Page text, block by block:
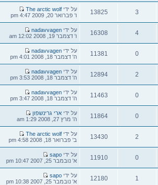
תגובות
צפיות
3
תגובות
13825
צפיות
הודעה
אחרונה
על ידיThe arctic wolf
ו' פברואר 20, 2009 4:47 pm
4
תגובות
16308
צפיות
הודעה
אחרונה
על ידיnadavvagen
ו' דצמבר 19, 2008 12:02 am
0
תגובות
11381
צפיות
הודעה
אחרונה
על ידיnadavvagen
ה' דצמבר 18, 2008 4:01 pm
2
תגובות
12894
צפיות
הודעה
אחרונה
על ידיnadavvagen
ה' דצמבר 18, 2008 3:53 pm
0
תגובות
11463
צפיות
הודעה
אחרונה
על ידיnadavvagen
ה' דצמבר 18, 2008 3:47 pm
0
תגובות
11864
צפיות
הודעה
אחרונה
על ידיארי גרינשפון
ה' מרץ 27, 2008 1:29 am
2
תגובות
13430
צפיות
הודעה
אחרונה
על ידיThe arctic wolf
ב' פברואר 18, 2008 4:58 pm
0
תגובות
11910
צפיות
הודעה
אחרונה
על ידיsapo
א' נובמבר 25, 2007 10:47 pm
1
12180
הודעה
אחרונה
על ידיsapo
א' נובמבר 25, 2007 10:38 pm